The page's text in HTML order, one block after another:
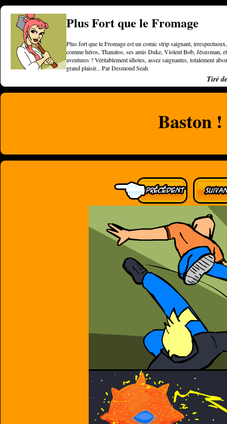
Plus Fort que le Fromage
Plus fort que le Fromage est un comic strip saignant,
comme héros, Thanatos, ses amis Duke, Violent Bob, Jésusman,
aventures ? Véritablement idiotes, assez saignantes, totalement
grand plaisir... Par Desmond Seah.
Tiré
Baston !